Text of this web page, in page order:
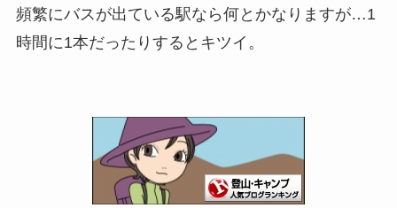
頻繁にバスが出ている駅なら何とかなりますが…1
時間に1本だったりするとキツイ。